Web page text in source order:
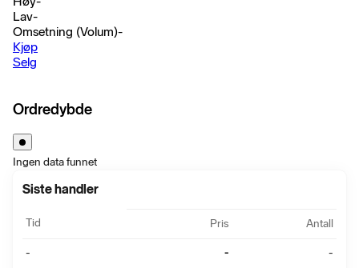
Lav-
Omsetning (Volum)-
Kjøp
Selg
Ordredybde
Ingen data funnet
Siste handler
Tid Pris Antall
- - -